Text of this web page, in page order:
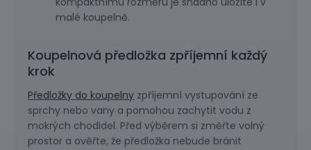
malé koupelně.
Koupelnová předložka zpříjemní každý
krok
Předložky do koupelny zpříjemní vystupování ze
sprchy nebo vany a pomohou zachytit vodu z
mokrých chodidel. Před výběrem si změřte volný
prostor a ověřte, že předložka nebude bránit